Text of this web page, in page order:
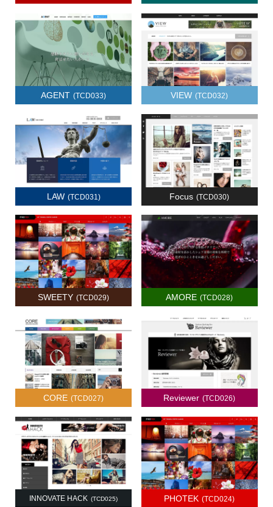
AGENT (TCD033) VIEW (TCD032)
LAW (TCD031) Focus (TCD030)
SWEETY (TCD029) AMORE (TCD028)
CORE (TCD027) Reviewer (TCD026)
INNOVATE HACK (TCD025) PHOTEK (TCD024)